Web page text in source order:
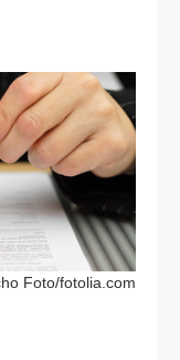
Foto/fotolia.com